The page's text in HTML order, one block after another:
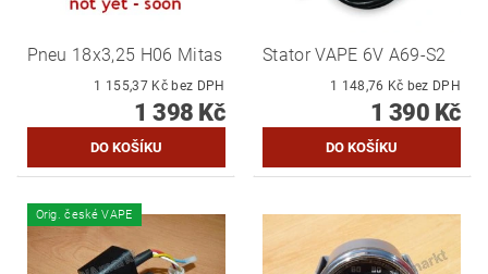
Pneu 18x3,25 H06 Mitas
1 155,37 Kč bez DPH
1 398 Kč
Stator VAPE 6V A69-S2
1 148,76 Kč bez DPH
1 390 Kč
Orig. české VAPE